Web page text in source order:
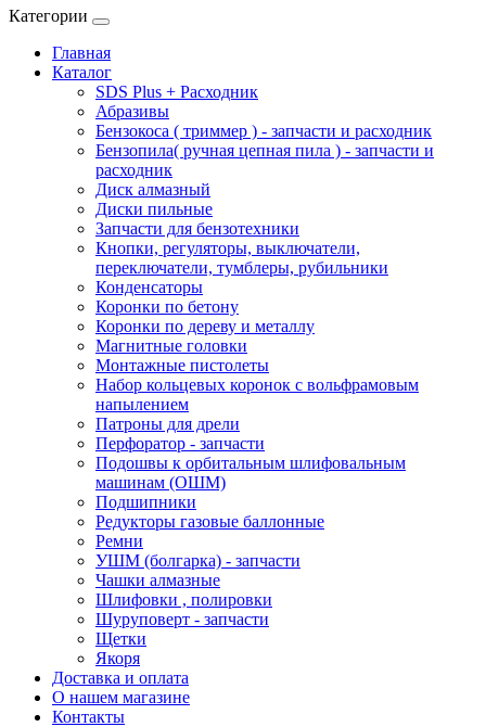
Категории
Главная
Каталог
SDS Plus + Расходник
Абразивы
Бензокоса ( триммер ) - запчасти и расходник
Бензопила( ручная цепная пила ) - запчасти и
расходник
Диск алмазный
Диски пильные
Запчасти для бензотехники
Кнопки, регуляторы, выключатели,
переключатели, тумблеры, рубильники
Конденсаторы
Коронки по бетону
Коронки по дереву и металлу
Магнитные головки
Монтажные пистолеты
Набор кольцевых коронок с вольфрамовым
напылением
Патроны для дрели
Перфоратор - запчасти
Подошвы к орбитальным шлифовальным
машинам (ОШМ)
Подшипники
Редукторы газовые баллонные
Ремни
УШМ (болгарка) - запчасти
Чашки алмазные
Шлифовки , полировки
Шуруповерт - запчасти
Щетки
Якоря
Доставка и оплата
О нашем магазине
Контакты